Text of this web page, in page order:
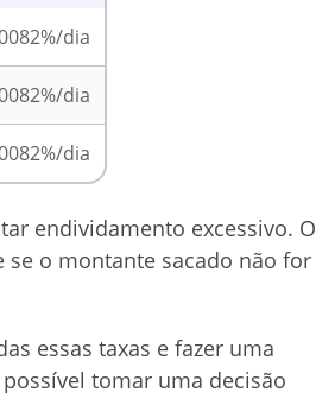
dia
dia
dia
endividamento excessivo. O
o montante sacado não for
essas taxas e fazer uma
tomar uma decisão